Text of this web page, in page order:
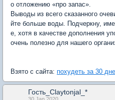
о отложению «про запас».
Выводы из всего сказанного
йте больше воды. Подчеркну,
е, хотя в качестве дополнения
очень полезно для нашего
Взято с сайта: похудеть за 30
Гость_Claytonjal_*